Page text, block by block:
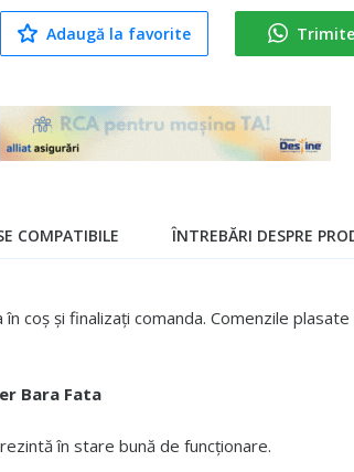
Adaugă la favorite
în coș și finalizați comanda. Comenzile
Bara Fata
în stare bună de funcționare.
COMPATIBILE ÎNTREBĂRI DESPRE